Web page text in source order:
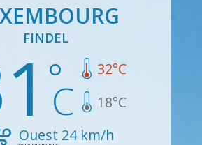
FINDEL
32°C
18°C
Ouest 24 km/h